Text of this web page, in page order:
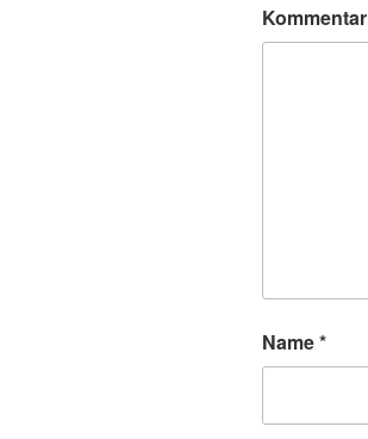
Kommentar
Name*